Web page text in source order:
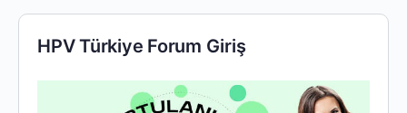
HPV Türkiye Forum Giriş